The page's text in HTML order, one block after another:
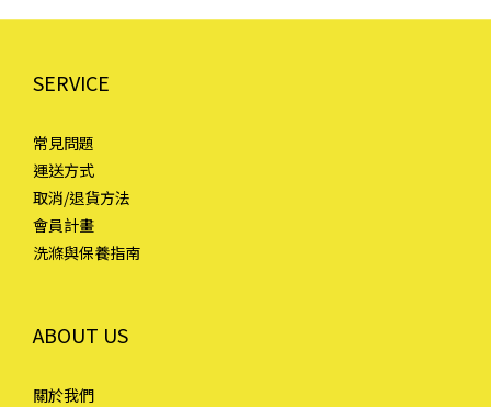
SERVICE
常見問題
運送方式
取消/退貨方法
會員計畫
洗滌與保養指南
ABOUT US
關於我們